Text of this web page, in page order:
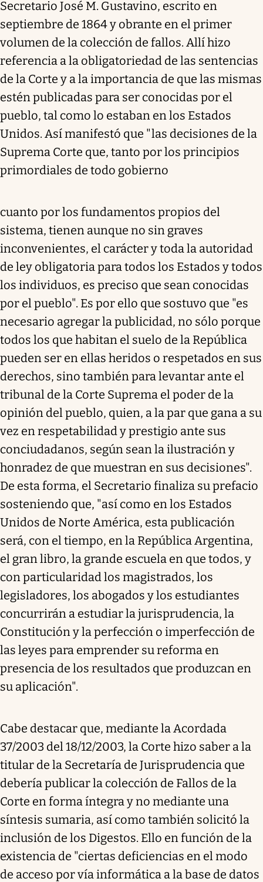
Secretario José M. Gustavino, escrito en
septiembre de 1864 y obrante en el primer
volumen de la colección de fallos. Allí hizo
referencia a la obligatoriedad de las sentencias
de la Corte y a la importancia de que las mismas
estén publicadas para ser conocidas por el
pueblo, tal como lo estaban en los Estados
Unidos. Así manifestó que "las decisiones de la
Suprema Corte que, tanto por los principios
primordiales de todo gobierno
cuanto por los fundamentos propios del
sistema, tienen aunque no sin graves
inconvenientes, el carácter y toda la autoridad
de ley obligatoria para todos los Estados y todos
los individuos, es preciso que sean conocidas
por el pueblo". Es por ello que sostuvo que "es
necesario agregar la publicidad, no sólo porque
todos los que habitan el suelo de la República
pueden ser en ellas heridos o respetados en sus
derechos, sino también para levantar ante el
tribunal de la Corte Suprema el poder de la
opinión del pueblo, quien, a la par que gana a su
vez en respetabilidad y prestigio ante sus
conciudadanos, según sean la ilustración y
honradez de que muestran en sus decisiones".
De esta forma, el Secretario finaliza su prefacio
sosteniendo que, "así como en los Estados
Unidos de Norte América, esta publicación
será, con el tiempo, en la República Argentina,
el gran libro, la grande escuela en que todos, y
con particularidad los magistrados, los
legisladores, los abogados y los estudiantes
concurrirán a estudiar la jurisprudencia, la
Constitución y la perfección o imperfección de
las leyes para emprender su reforma en
presencia de los resultados que produzcan en
su aplicación".
Cabe destacar que, mediante la Acordada
37/2003 del 18/12/2003, la Corte hizo saber a la
titular de la Secretaría de Jurisprudencia que
debería publicar la colección de Fallos de la
Corte en forma íntegra y no mediante una
síntesis sumaria, así como también solicitó la
inclusión de los Digestos. Ello en función de la
existencia de "ciertas deficiencias en el modo
de acceso por vía informática a la base de datos